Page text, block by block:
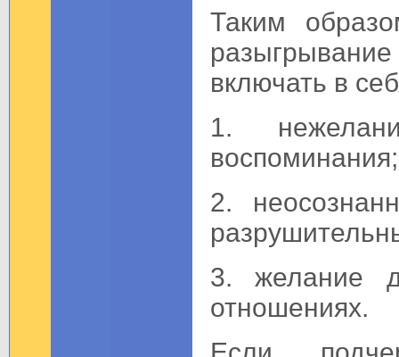
Таким
включать в
1.
воспоминания;
2.
3. желание
отношениях.